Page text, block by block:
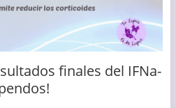
finales del IFNa-